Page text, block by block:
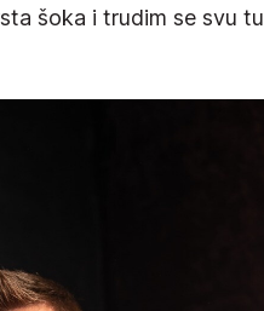
šoka i trudim se svu tu